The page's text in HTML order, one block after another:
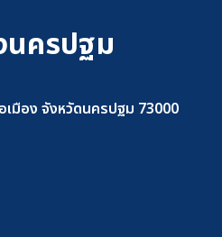
นครปฐม
เมือง จังหวัดนครปฐม 73000